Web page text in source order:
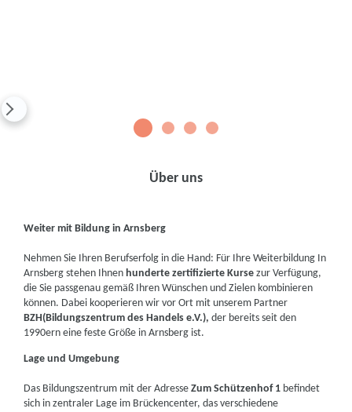
2 3 4
Über uns
Weiter mit Bildung in Arnsberg
Nehmen Sie Ihren Berufserfolg in die Hand: Für Ihre Weiterbildung In
Arnsberg stehen Ihnenhunderte zertifizierte Kurse zur Verfügung,
die Sie passgenau gemäß Ihren Wünschen und Zielen kombinieren
können. Dabei kooperieren wir vor Ort mit unserem Partner
BZH(Bildungszentrum des Handels e.V.), der bereits seit den
1990ern eine feste Größe in Arnsberg ist.
Lage und Umgebung
Das Bildungszentrum mit der AdresseZum Schützenhof 1 befindet
sich in zentraler Lage im Brückencenter, das verschiedene